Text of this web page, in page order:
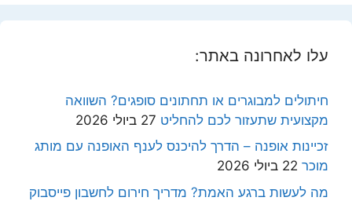
עלו לאחרונה באתר:
חיתולים למבוגרים או תחתונים סופגים? השוואה
מקצועית שתעזור לכם להחליט 27 ביולי 2026
זכיינות אופנה – הדרך להיכנס לענף האופנה עם מותג
מוכר 22 ביולי 2026
מה לעשות ברגע האמת? מדריך חירום לחשבון פייסבוק